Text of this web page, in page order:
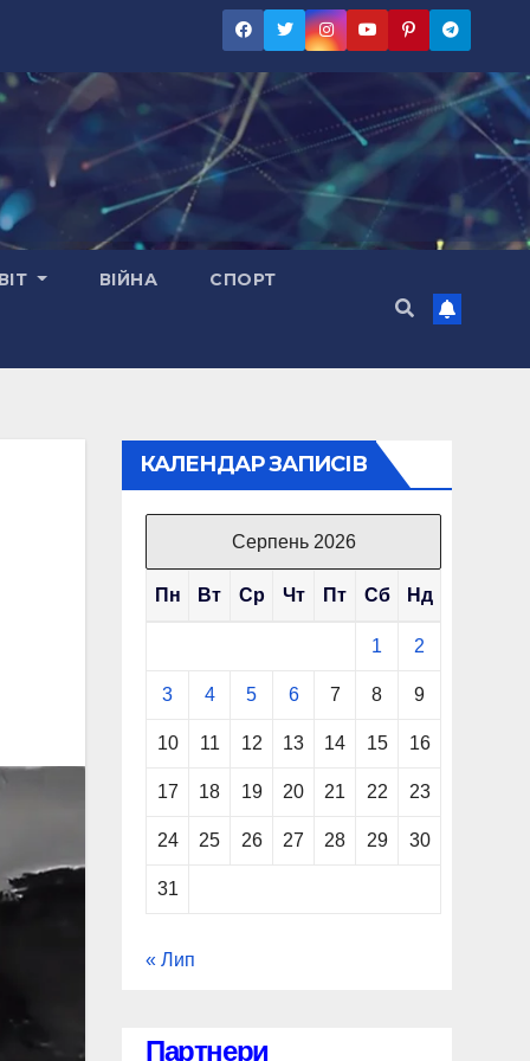
ВІЙНА СПОРТ
КАЛЕНДАР ЗАПИСІВ
Серпень 2026
Пн Вт Ср Чт Пт Сб Нд
1 2
3 4 5 6 7 8 9
10 11 12 13 14 15 16
17 18 19 20 21 22 23
24 25 26 27 28 29 30
31
« Лип
Партнери